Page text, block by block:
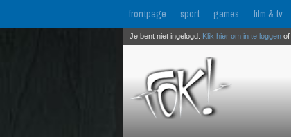
frontpage sport games film & tv
Je bent niet ingelogd. Klik hier om in te loggen of